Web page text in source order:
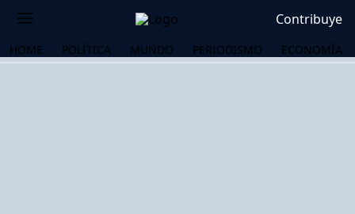
Contribuye
HOME POLÍTICA MUNDO PERIODISMO ECONOMÍA